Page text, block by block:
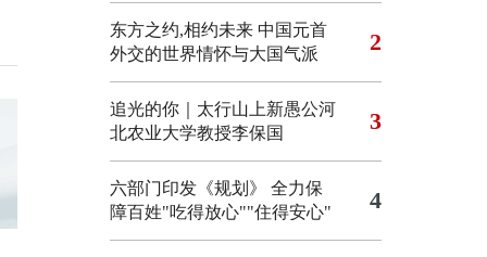
东方之约,相约未来 中国元首
外交的世界情怀与大国气派
2
追光的你｜太行山上新愚公河
北农业大学教授李保国
3
六部门印发《规划》 全力保
障百姓"吃得放心""住得安心"
4